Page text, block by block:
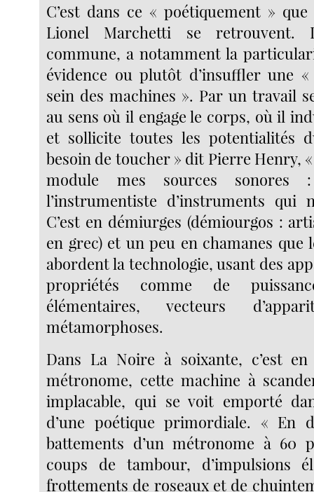
C’est dans ce « poétiquement »
Lionel Marchetti se retrouvent.
commune, a notamment la
évidence ou plutôt d’insuffler une
sein des machines ». Par un travail
au sens où il engage le corps, où il
et sollicite toutes les potentialités
besoin de toucher » dit Pierre Henry, «
module mes sources sonores
l’instrumentiste d’instruments qui
C’est en démiurges (démiourgos :
en grec) et un peu en chamanes que
abordent la technologie, usant des
propriétés comme de
élémentaires, vecteurs
métamorphoses.
Dans La Noire à soixante, c’est
métronome, cette machine à
implacable, qui se voit emporté
d’une poétique primordiale. « En
battements d’un métronome à 60
coups de tambour, d’impulsions
frottements de roseaux et de